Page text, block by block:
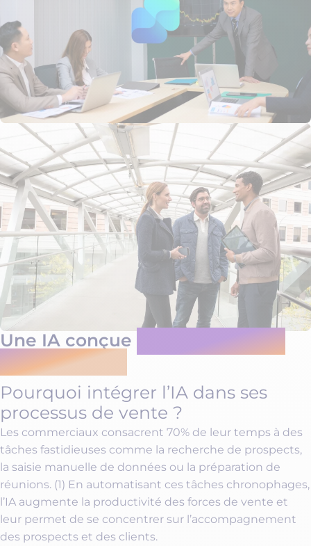
Une IA conçue pour les équipes
commerciales
Pourquoi intégrer l’IA dans ses
processus de vente ?
Les commerciaux consacrent 70% de leur temps à des
tâches fastidieuses comme la recherche de prospects,
la saisie manuelle de données ou la préparation de
réunions. (1) En automatisant ces tâches chronophages,
l’IA augmente la productivité des forces de vente et
leur permet de se concentrer sur l’accompagnement
des prospects et des clients.